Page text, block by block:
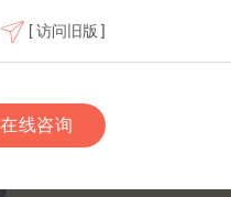
老年友善医疗机构
[ 访问旧版 ]
在线咨询